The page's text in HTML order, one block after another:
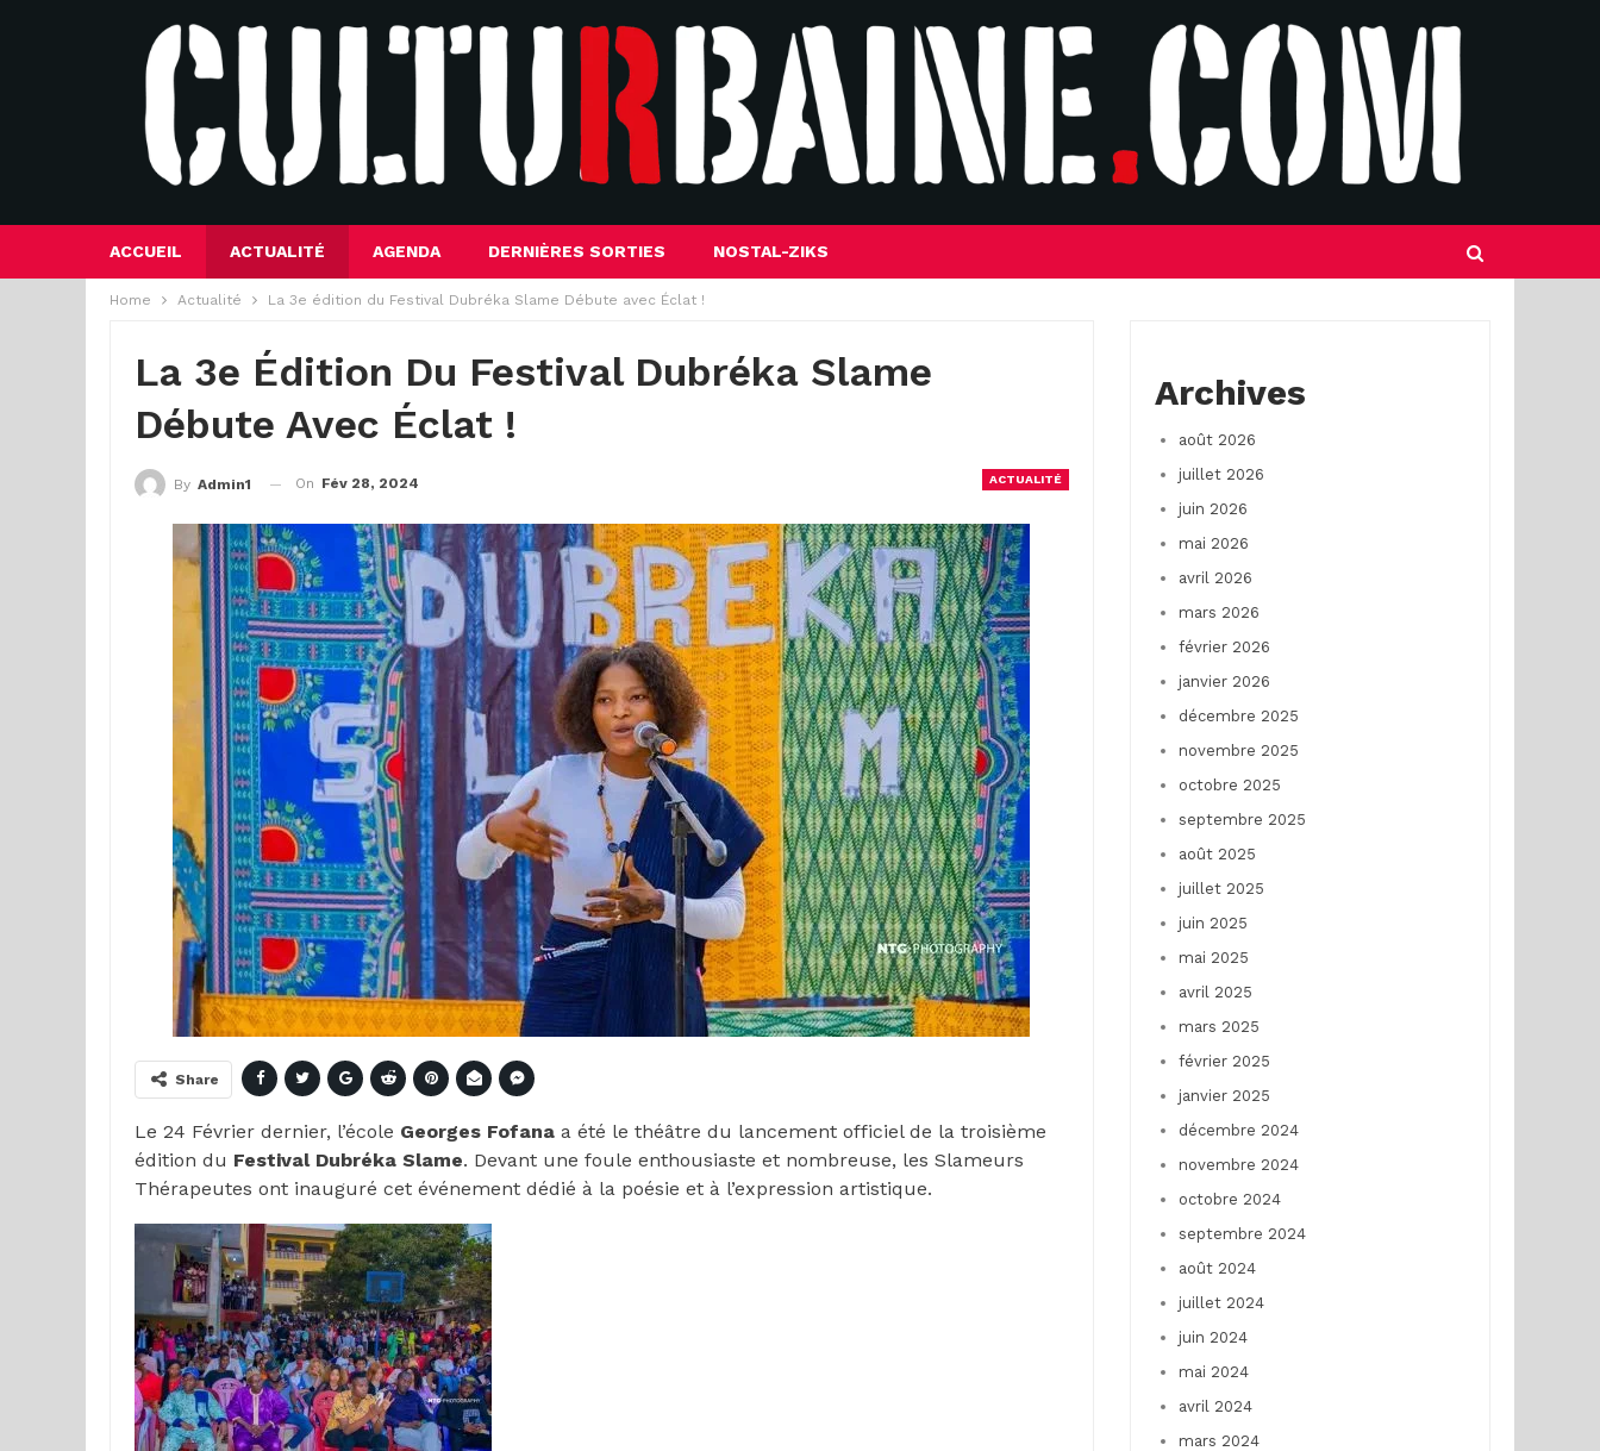
ACCUEIL ACTUALITÉ AGENDA DERNIÈRES SORTIES NOSTAL-ZIKS
Home Actualité La 3e édition du Festival Dubréka Slame Débute avec Éclat !
La 3e Édition Du Festival Dubréka Slame
Débute Avec Éclat !
ACTUALITÉ
By Admin1 On Fév 28, 2024
Share
Le 24 Février dernier, l’école Georges Fofana a été le théâtre du lancement officiel de la troisième
édition du Festival Dubréka Slame. Devant une foule enthousiaste et nombreuse, les Slameurs
Thérapeutes ont inauguré cet événement dédié à la poésie et à l’expression artistique.
Archives
août 2026
juillet 2026
juin 2026
mai 2026
avril 2026
mars 2026
février 2026
janvier 2026
décembre 2025
novembre 2025
octobre 2025
septembre 2025
août 2025
juillet 2025
juin 2025
mai 2025
avril 2025
mars 2025
février 2025
janvier 2025
décembre 2024
novembre 2024
octobre 2024
septembre 2024
août 2024
juillet 2024
juin 2024
mai 2024
avril 2024
mars 2024